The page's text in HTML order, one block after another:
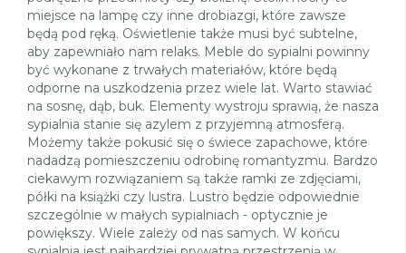
miejsce na lampę czy inne drobiazgi, które zawsze
będą pod ręką. Oświetlenie także musi być subtelne,
aby zapewniało nam relaks. Meble do sypialni powinny
być wykonane z trwałych materiałów, które będą
odporne na uszkodzenia przez wiele lat. Warto stawiać
na sosnę, dąb, buk. Elementy wystroju sprawią, że nasza
sypialnia stanie się azylem z przyjemną atmosferą.
Możemy także pokusić się o świece zapachowe, które
nadadzą pomieszczeniu odrobinę romantyzmu. Bardzo
ciekawym rozwiązaniem są także ramki ze zdjęciami,
półki na książki czy lustra. Lustro będzie odpowiednie
szczególnie w małych sypialniach - optycznie je
powiększy. Wiele zależy od nas samych. W końcu